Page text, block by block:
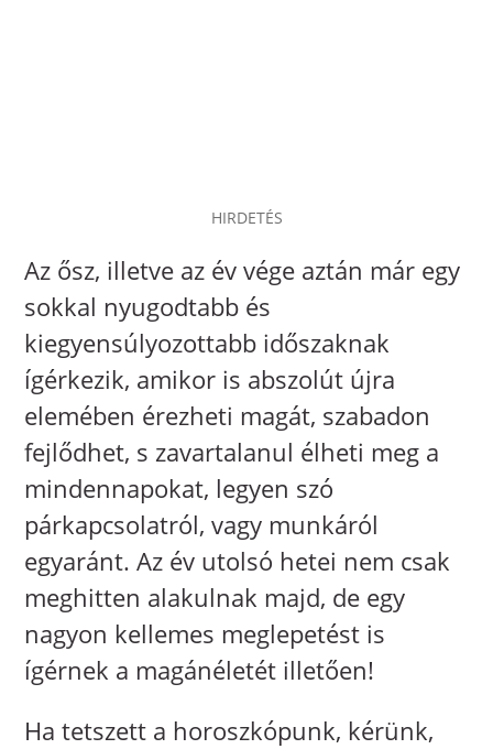
HIRDETÉS
Az ősz, illetve az év vége aztán már egy
sokkal nyugodtabb és
kiegyensúlyozottabb időszaknak
ígérkezik, amikor is abszolút újra
elemében érezheti magát, szabadon
fejlődhet, s zavartalanul élheti meg a
mindennapokat, legyen szó
párkapcsolatról, vagy munkáról
egyaránt. Az év utolsó hetei nem csak
meghitten alakulnak majd, de egy
nagyon kellemes meglepetést is
ígérnek a magánéletét illetően!
Ha tetszett a horoszkópunk, kérünk,